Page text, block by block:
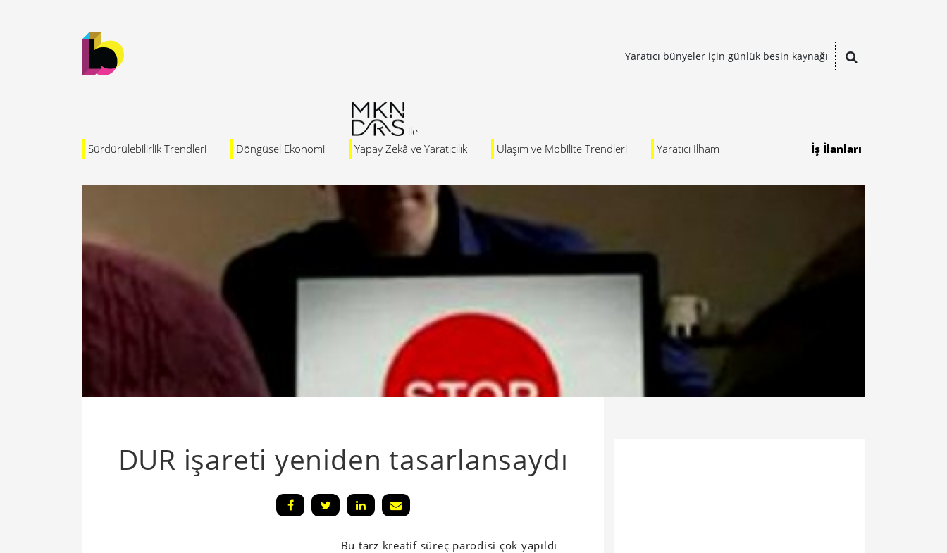
Yaratıcı bünyeler için günlük besin kaynağı
Sürdürülebilirlik Trendleri Döngüsel Ekonomi Yapay Zekâ ve Yaratıcılık Ulaşım ve Mobilite Trendleri Yaratıcı İlham İş İlanları
DUR işareti yeniden tasarlansaydı
Bu tarz kreatif süreç parodisi çok yapıldı